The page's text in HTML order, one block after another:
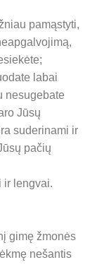
pamąstyti,
labai
nesugebate
Jūsų
suderinami ir
pačių
ir lengvai.
gimę žmonės
nešantis